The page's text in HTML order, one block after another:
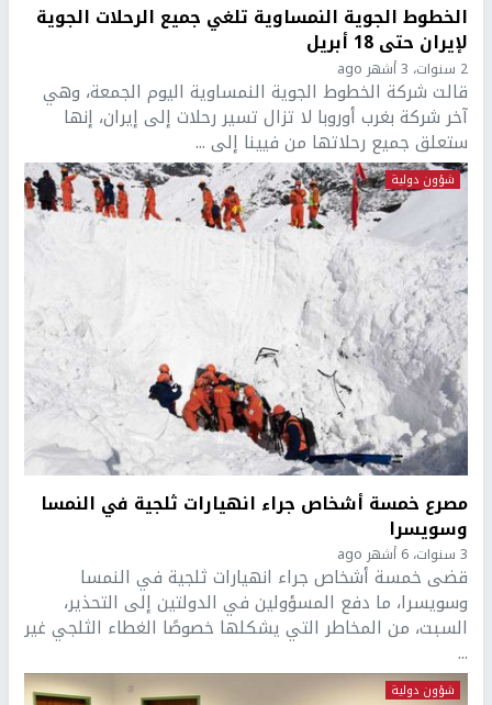
الخطوط الجوية النمساوية تلغي جميع الرحلات الجوية
لإيران حتى 18 أبريل
2 سنوات، 3 أشهر ago
قالت شركة الخطوط الجوية النمساوية اليوم الجمعة، وهي
آخر شركة بغرب أوروبا لا تزال تسير رحلات إلى إيران، إنها
ستعلق جميع رحلاتها من فيينا إلى ...
شؤون دولية
مصرع خمسة أشخاص جراء انهيارات ثلجية في النمسا
وسويسرا
3 سنوات، 6 أشهر ago
قضى خمسة أشخاص جراء انهيارات ثلجية في النمسا
وسويسرا، ما دفع المسؤولين في الدولتين إلى التحذير،
السبت، من المخاطر التي يشكلها خصوصًا الغطاء الثلجي غير
...
شؤون دولية